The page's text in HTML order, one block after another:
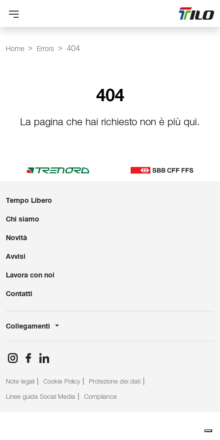
Home Errors 404
404
La pagina che hai richiesto non è più qui.
Tempo Libero
Chi siamo
Novità
Avvisi
Lavora con noi
Contatti
Collegamenti
Note legali Cookie Policy Protezione dei dati
Linee guida Social Media Compliance